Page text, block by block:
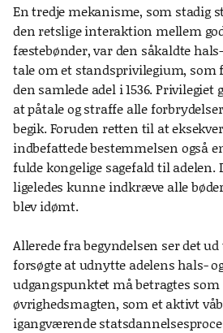
En tredje mekanisme, som stadig
den retslige interaktion mellem
fæstebønder, var den såkaldte
tale om et standsprivilegium, som
den samlede adel i 1536. Privilegiet
at påtale og straffe alle
begik. Foruden retten til at
indbefattede bestemmelsen også
fulde kongelige sagefald til adelen.
ligeledes kunne indkræve alle
blev idømt.
Allerede fra begyndelsen ser det
forsøgte at udnytte adelens hals-
udgangspunktet må betragtes
øvrighedsmagten, som et aktivt
igangværende